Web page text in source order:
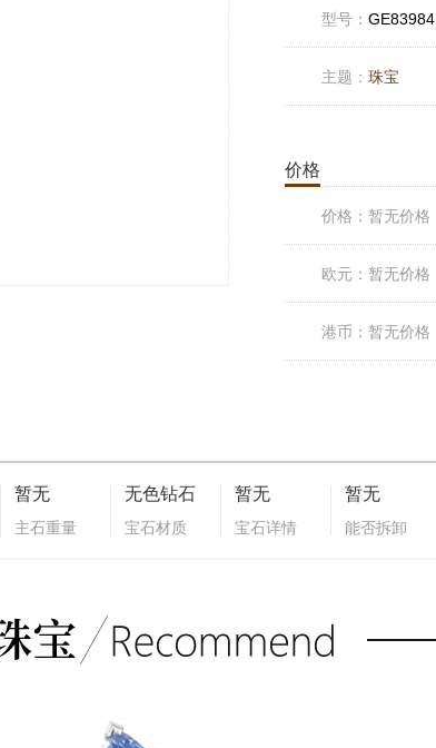
型号： GE83984
主题： 珠宝
价格
价格： 暂无价格
欧元： 暂无价格
港币： 暂无价格
暂无
主石重量
无色钻石
宝石材质
暂无
宝石详情
暂无
能否拆卸